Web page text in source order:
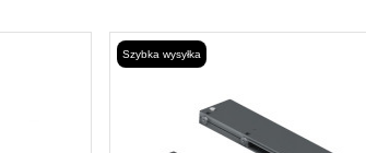
Szybka wysyłka